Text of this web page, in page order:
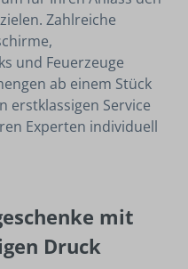
Zahlreiche
und Feuerzeuge
ab einem Stück
erstklassigen Service
Experten individuell
mit
Druck